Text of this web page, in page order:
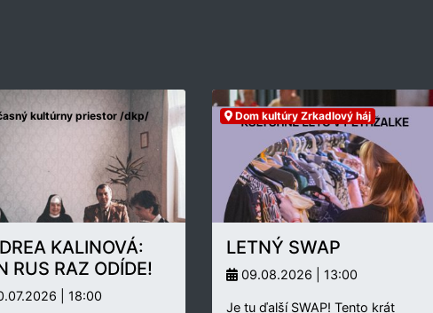
kultúrny priestor /dkp/
KALINOVÁ:
RUS RAZ ODÍDE!
| 18:00
Dom kultúry Zrkadlový háj
LETNÝ SWAP
09.08.2026 | 13:00
Je tu ďalší SWAP! Tento krát